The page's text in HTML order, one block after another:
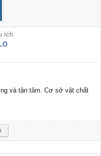
ích
và tận tâm. Cơ sở vật chất